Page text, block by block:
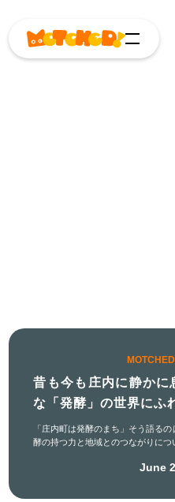
昔も今も庄内に静かに
な「発酵」の世界にふ
「庄内町は発酵のまち」そう語る
酵の持つ力と地域とのつながりにつ
June